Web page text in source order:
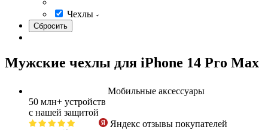
Чехлы
Мужские чехлы для iPhone 14 Pro Max
Мобильные аксессуары
50 млн+ устройств
с нашей защитой
Яндекс отзывы покупателей